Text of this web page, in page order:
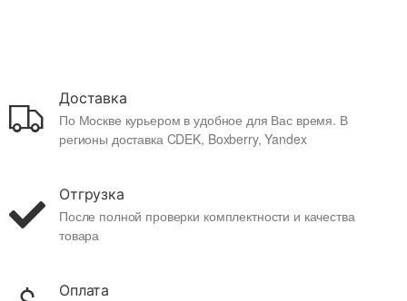
Доставка
По Москве курьером в удобное для Вас время. В
регионы доставка CDEK, Boxberry, Yandex
Отгрузка
После полной проверки комплектности и качества
товара
Оплата